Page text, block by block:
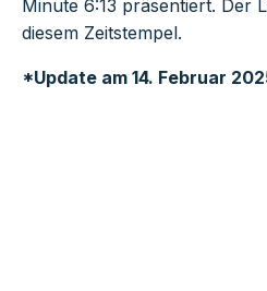
Minute 6:13 präsentiert. Der
diesem Zeitstempel.
*Update am 14. Februar